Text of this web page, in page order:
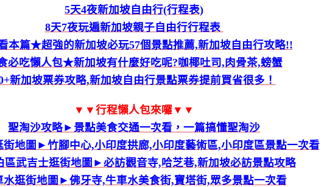
5天4夜新加坡自由行(行程表)
8天7夜玩遍新加坡親子自由行行程表
本篇★超強的新加坡必玩57個景點推薦,新加坡自由行攻略!!
必吃懶人包★新加坡有什麼好吃呢?咖椰吐司,肉骨茶,螃蟹
新加坡票券攻略,新加坡自由行景點票券提前買省很多！
▼▼行程懶人包來囉▼▼
聖淘沙攻略►景點美食交通一次看，一篇搞懂聖淘沙
街地圖►竹腳中心,小印度拱廊,小印度藝術區,小印度區景點一次看
區武吉士逛街地圖►必訪觀音寺,哈芝巷,新加坡必訪景點攻略
水逛街地圖►佛牙寺,牛車水美食街,寶塔街,眾多景點一次看